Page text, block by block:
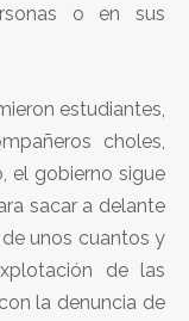
o en sus
estudiantes,
choles,
el gobierno sigue
sacar a delante
unos cuantos y
de las
la denuncia de